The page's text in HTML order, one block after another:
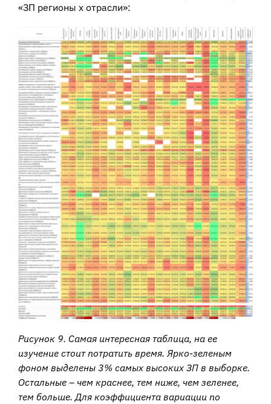
«ЗП регионы х отрасли»:
Рисунок 9. Самая интересная таблица, на ее
изучение стоит потратить время. Ярко-зеленым
фоном выделены 3% самых высоких ЗП в выборке.
Остальные – чем краснее, тем ниже, чем зеленее,
тем больше. Для коэффициента вариации по